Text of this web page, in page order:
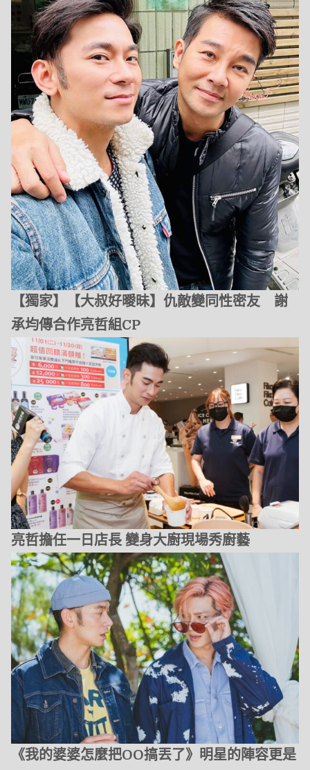
【獨家】【大叔好曖昧】仇敵變同性密友 謝
承均傳合作亮哲組CP
亮哲擔任一日店長 變身大廚現場秀廚藝
《我的婆婆怎麼把OO搞丟了》明星的陣容更是